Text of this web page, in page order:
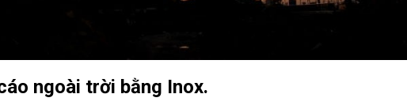
ngoài trời bằng Inox.